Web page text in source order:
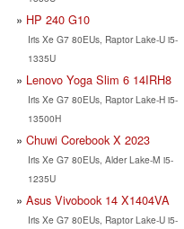
HP 240 G10
Iris Xe G7 80EUs, Raptor Lake-U i5-
1335U
Lenovo Yoga Slim 6 14IRH8
Iris Xe G7 80EUs, Raptor Lake-H i5-
13500H
Chuwi Corebook X 2023
Iris Xe G7 80EUs, Alder Lake-M i5-
1235U
Asus Vivobook 14 X1404VA
Iris Xe G7 80EUs, Raptor Lake-U i5-